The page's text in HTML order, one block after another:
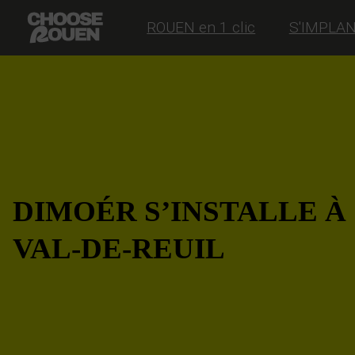
ROUEN en 1 clic
DIMOÉR S’INSTALLE À
VAL-DE-REUIL